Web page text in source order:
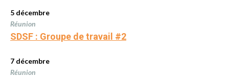
5 décembre
Réunion
SDSF : Groupe de travail #2
7 décembre
Réunion